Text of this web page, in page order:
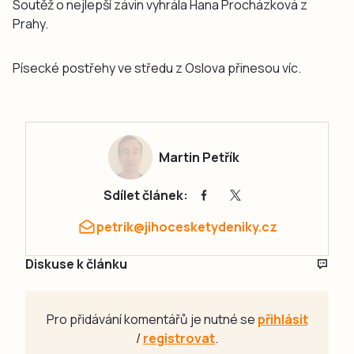
Soutěž o nejlepší závin vyhrála Hana Procházková z
Prahy.
Písecké postřehy ve středu z Oslova přinesou víc.
Martin Petřík
Sdílet článek:
petrik@jihocesketydeniky.cz
Diskuse k článku
Pro přidávání komentářů je nutné se přihlásit
/registrovat.